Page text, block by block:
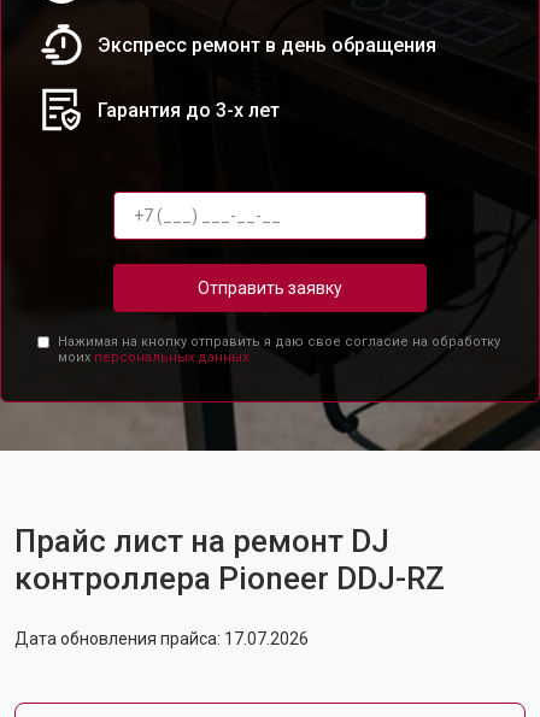
Экспресс ремонт в день обращения
Гарантия до 3-х лет
Отправить заявку
Нажимая на кнопку отправить я даю свое согласие на обработку
моих персональных данных.
Прайс лист на ремонт DJ
контроллера Pioneer DDJ-RZ
Дата обновления прайса: 17.07.2026